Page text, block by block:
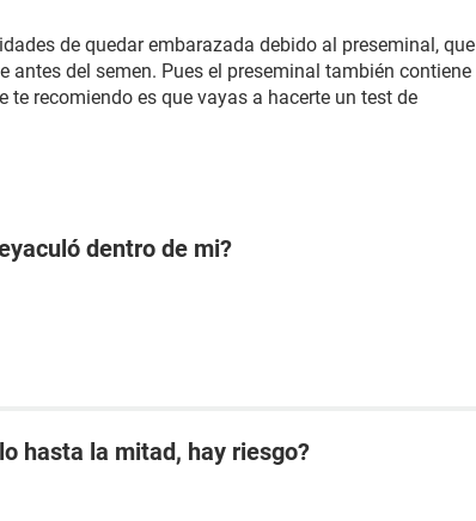
de quedar embarazada debido al preseminal, que
antes del semen. Pues el preseminal también contiene
te recomiendo es que vayas a hacerte un test de
dentro de mi?
hasta la mitad, hay riesgo?